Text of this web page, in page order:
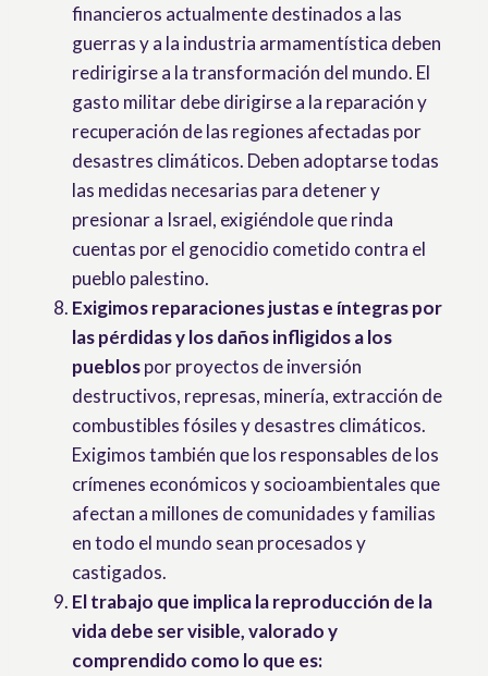
financieros actualmente destinados a las
guerras y a la industria armamentística deben
redirigirse a la transformación del mundo. El
gasto militar debe dirigirse a la reparación y
recuperación de las regiones afectadas por
desastres climáticos. Deben adoptarse todas
las medidas necesarias para detener y
presionar a Israel, exigiéndole que rinda
cuentas por el genocidio cometido contra el
pueblo palestino.
Exigimos reparaciones justas e íntegras por
las pérdidas y los daños infligidos a los
pueblospor proyectos de inversión
destructivos, represas, minería, extracción de
combustibles fósiles y desastres climáticos.
Exigimos también que los responsables de los
crímenes económicos y socioambientales que
afectan a millones de comunidades y familias
en todo el mundo sean procesados ​​y
castigados.
El trabajo que implica la reproducción de la
vida debe ser visible, valorado y
comprendido como lo que es: